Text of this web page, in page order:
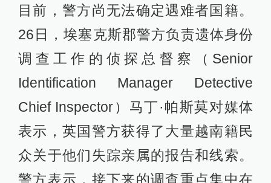
目前，警方尚无法确定遇难者国籍。
26日，埃塞克斯郡警方负责遗体身份
调查工作的侦探总督察（Senior
Identification Manager Detective
Chief Inspector）马丁·帕斯莫对媒体
表示，英国警方获得了大量越南籍民
众关于他们失踪亲属的报告和线索。
警方表示，接下来的调查重点集中在